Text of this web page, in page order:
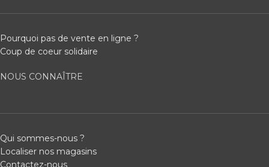
Pourquoi pas de vente en ligne ?
Coup de coeur solidaire
NOUS CONNAÎTRE
Qui sommes-nous ?
Localiser nos magasins
Contactez-nous